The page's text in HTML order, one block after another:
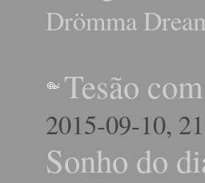
Drömma
Tesão
2015-09-10,
Sonho do